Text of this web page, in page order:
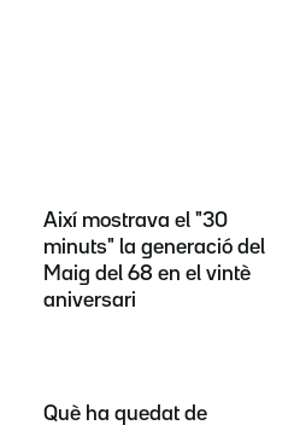
Així mostrava el "30
minuts" la generació del
Maig del 68 en el vintè
aniversari
Què ha quedat de